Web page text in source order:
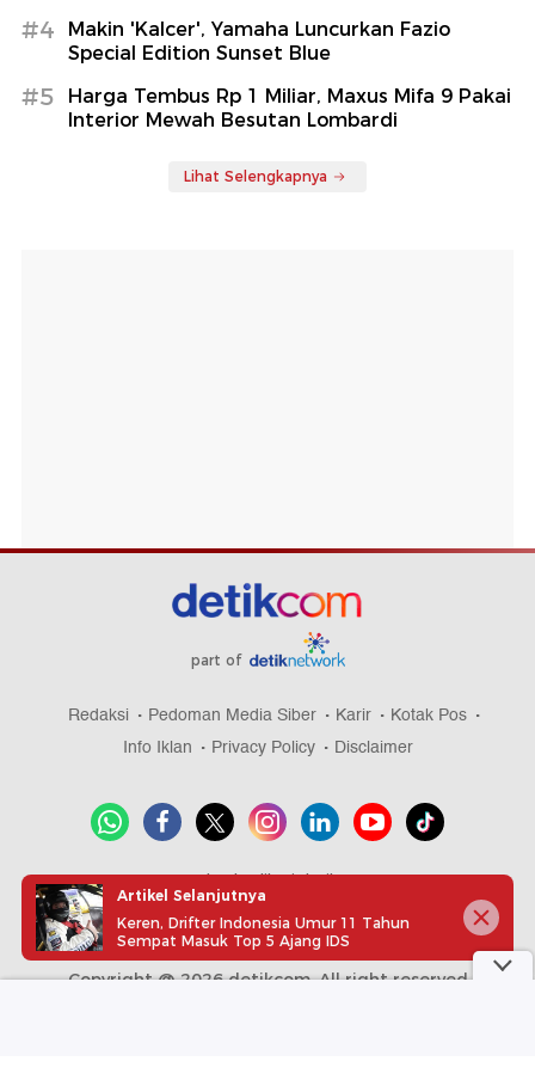
#4
Makin 'Kalcer', Yamaha Luncurkan Fazio
Special Edition Sunset Blue
#5
Harga Tembus Rp 1 Miliar, Maxus Mifa 9 Pakai
Interior Mewah Besutan Lombardi
Lihat Selengkapnya
part of
Redaksi Pedoman Media Siber Karir
Kotak Pos
Info Iklan
Privacy Policy Disclaimer
Download aplikasi detikcom
Copyright @ 2026 detikcom, All right reserved
Artikel Selanjutnya
Keren, Drifter Indonesia Umur 11 Tahun
Sempat Masuk Top 5 Ajang IDS